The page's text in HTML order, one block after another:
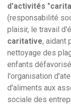
d'activités
(responsabilité
plaisir, le travail
caritative, aidant
nettoyage des
enfants
l'organisation
d'aliments aux
sociale des